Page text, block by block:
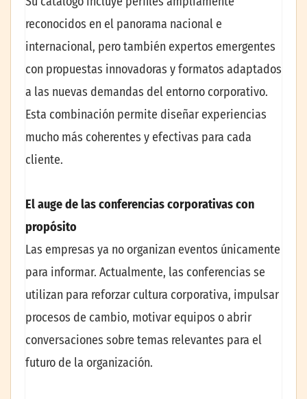
reconocidos en el panorama nacional e
internacional, pero también expertos emergentes
con propuestas innovadoras y formatos adaptados
a las nuevas demandas del entorno corporativo.
Esta combinación permite diseñar experiencias
mucho más coherentes y efectivas para cada
cliente.
El auge de las conferencias corporativas con
propósito
Las empresas ya no organizan eventos únicamente
para informar. Actualmente, las conferencias se
utilizan para reforzar cultura corporativa, impulsar
procesos de cambio, motivar equipos o abrir
conversaciones sobre temas relevantes para el
futuro de la organización.